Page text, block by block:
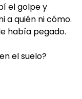
el golpe y
a quién ni cómo.
había pegado.
el suelo?